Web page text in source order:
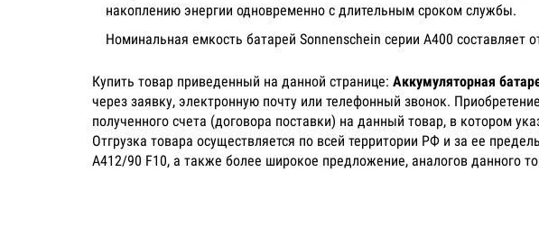
накоплению энергии одновременно с длительным сроком службы.
Номинальная емкость батарей Sonnenschein серии A400 составляет
Купить товар приведенный на данной странице: Аккумуляторная
через заявку, электронную почту или телефонный звонок.
полученного счета (договора поставки) на данный товар, в котором
Отгрузка товара осуществляется по всей территории РФ и за ее
A412/90 F10, а также более широкое предложение, аналогов данного